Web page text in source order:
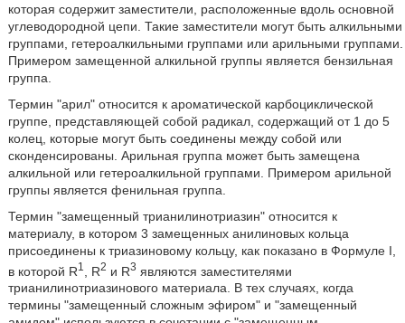
которая содержит заместители, расположенные вдоль основной
углеводородной цепи. Такие заместители могут быть алкильными
группами, гетероалкильными группами или арильными группами.
Примером замещенной алкильной группы является бензильная
группа.
Термин "арил" относится к ароматической карбоциклической
группе, представляющей собой радикал, содержащий от 1 до 5
колец, которые могут быть соединены между собой или
сконденсированы. Арильная группа может быть замещена
алкильной или гетероалкильной группами. Примером арильной
группы является фенильная группа.
Термин "замещенный трианилинотриазин" относится к
материалу, в котором 3 замещенных анилиновых кольца
присоединены к триазиновому кольцу, как показано в Формуле I,
в которой R1 , R2 и R3 являются заместителями
трианилинотриазинового материала. В тех случаях, когда
термины "замещенный сложным эфиром" и "замещенный